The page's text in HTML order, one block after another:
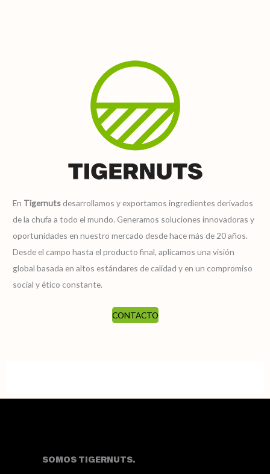
En Tigernuts desarrollamos y exportamos ingredientes derivados
de la chufa a todo el mundo. Generamos soluciones innovadoras y
oportunidades en nuestro mercado desde hace más de 20 años.
Desde el campo hasta el producto final, aplicamos una visión
global basada en altos estándares de calidad y en un compromiso
social y ético constante.
CONTACTO
SOMOS TIGERNUTS.